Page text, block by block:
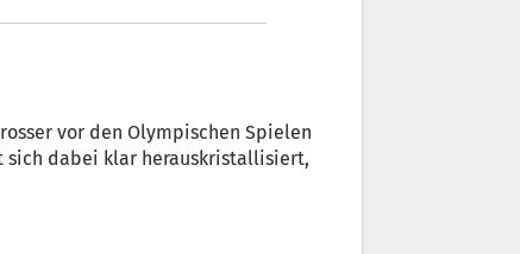
vor den Olympischen Spielen
sich dabei klar herauskristallisiert,